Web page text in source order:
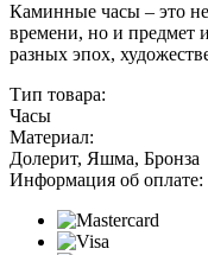
Каминные часы – это
времени, но и предмет
разных эпох,
Тип товара:
Часы
Материал:
Долерит, Яшма, Бронза
Информация об оплате: